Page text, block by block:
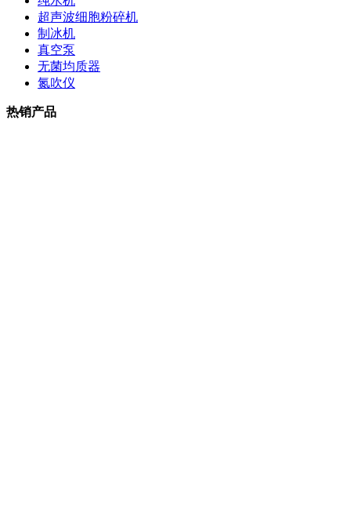
超声波细胞粉碎机
制冰机
真空泵
无菌均质器
氮吹仪
热销产品